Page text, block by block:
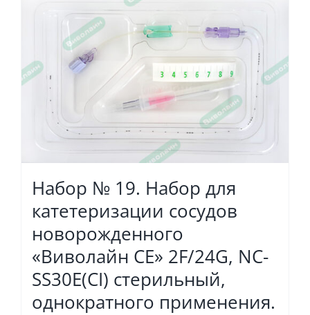
Набор № 19. Набор для
катетеризации сосудов
новорожденного
«Виволайн СЕ» 2F/24G, NC-
SS30E(CI) стерильный,
однократного применения.